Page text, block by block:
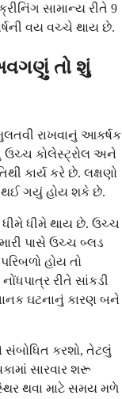
સામાન્ય રીતે 9
વય વચ્ચે થાય છે.
તો શું
રાખવાનું આકર્ષક
ઉચ્ચ કોલેસ્ટ્રોલ અને
કાર્ય કરે છે. લક્ષણો
થઈ ગયું હોય શકે છે.
ધીમે ધીમે થાય છે. ઉચ્ચ
પાસે ઉચ્ચ બ્લડ
હોય તો
રીતે સાંકડી
ઘટનાનું કારણ બને
કરશો, તેટલું
સારવાર શરૂ
થવા માટે સમય મળે